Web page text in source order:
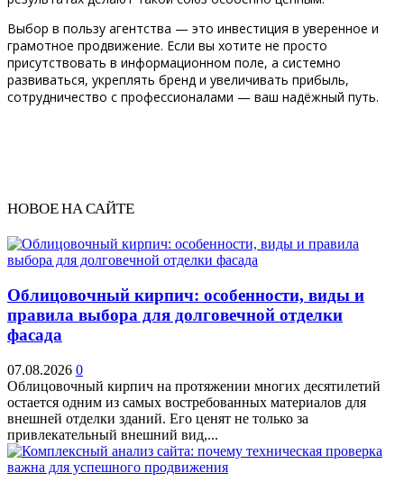
Выбор в пользу агентства — это инвестиция в уверенное и
грамотное продвижение. Если вы хотите не просто
присутствовать в информационном поле, а системно
развиваться, укреплять бренд и увеличивать прибыль,
сотрудничество с профессионалами — ваш надёжный путь.
НОВОЕ НА САЙТЕ
Облицовочный кирпич: особенности, виды и
правила выбора для долговечной отделки
фасада
07.08.2026 0
Облицовочный кирпич на протяжении многих десятилетий
остается одним из самых востребованных материалов для
внешней отделки зданий. Его ценят не только за
привлекательный внешний вид,...